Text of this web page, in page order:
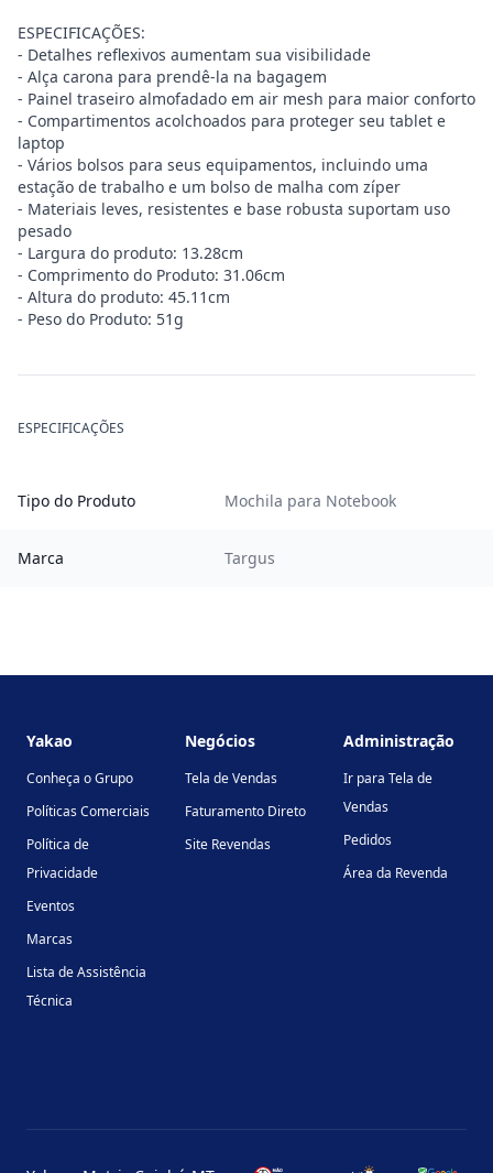
ESPECIFICAÇÕES:
- Detalhes reflexivos aumentam sua visibilidade
- Alça carona para prendê-la na bagagem
- Painel traseiro almofadado em air mesh para maior conforto
- Compartimentos acolchoados para proteger seu tablet e
laptop
- Vários bolsos para seus equipamentos, incluindo uma
estação de trabalho e um bolso de malha com zíper
- Materiais leves, resistentes e base robusta suportam uso
pesado
- Largura do produto: 13.28cm
- Comprimento do Produto: 31.06cm
- Altura do produto: 45.11cm
- Peso do Produto: 51g
ESPECIFICAÇÕES
Tipo do Produto Mochila para Notebook
Marca Targus
Yakao
Conheça o Grupo
Políticas Comerciais
Política de
Privacidade
Eventos
Marcas
Lista de Assistência
Técnica
Negócios
Tela de Vendas
Faturamento Direto
Site Revendas
Administração
Ir para Tela de
Vendas
Pedidos
Área da Revenda